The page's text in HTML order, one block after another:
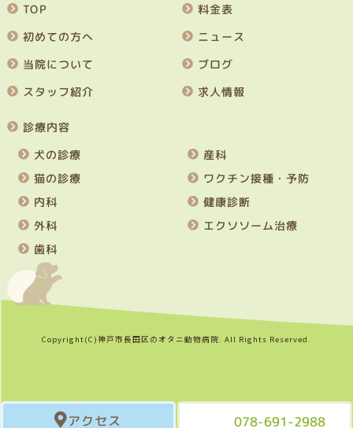
アクセス 078-691-2988
TOP
初めての方へ
当院について
スタッフ紹介
料金表
ニュース
ブログ
求人情報
診療内容
犬の診療
猫の診療
内科
外科
歯科
産科
ワクチン接種・予防
健康診断
エクソソーム治療
Copyright(C)神戸市長田区のオタニ動物病院. All Rights Reserved.